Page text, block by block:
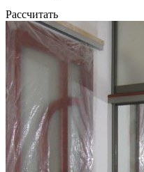
Рассчитать